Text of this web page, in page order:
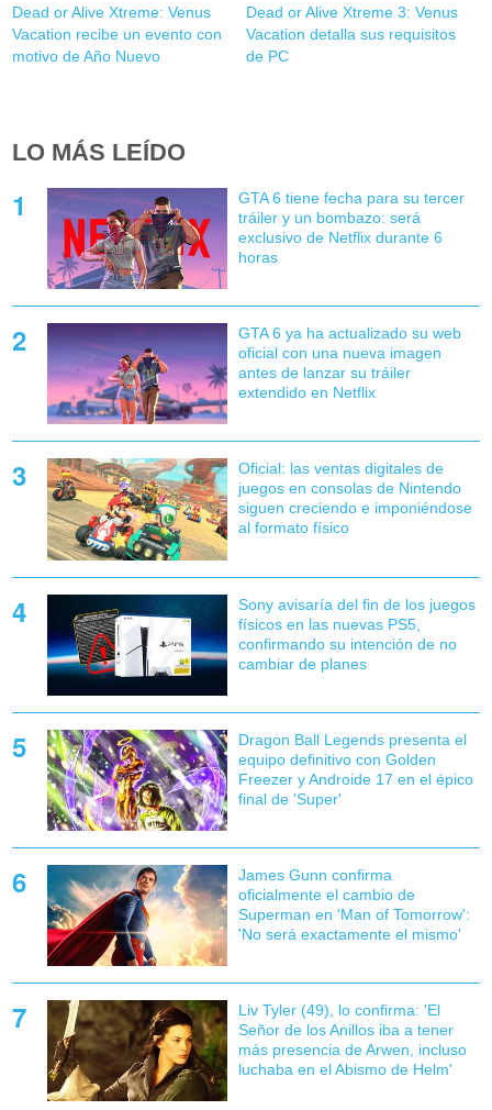
Dead or Alive Xtreme: Venus
Vacation recibe un evento con
motivo de Año Nuevo
Dead or Alive Xtreme 3: Venus
Vacation detalla sus requisitos
de PC
LO MÁS LEÍDO
GTA 6 tiene fecha para su tercer
tráiler y un bombazo: será
exclusivo de Netflix durante 6
horas
GTA 6 ya ha actualizado su web
oficial con una nueva imagen
antes de lanzar su tráiler
extendido en Netflix
Oficial: las ventas digitales de
juegos en consolas de Nintendo
siguen creciendo e imponiéndose
al formato físico
Sony avisaría del fin de los juegos
físicos en las nuevas PS5,
confirmando su intención de no
cambiar de planes
Dragon Ball Legends presenta el
equipo definitivo con Golden
Freezer y Androide 17 en el épico
final de 'Super'
James Gunn confirma
oficialmente el cambio de
Superman en 'Man of Tomorrow':
'No será exactamente el mismo'
Liv Tyler (49), lo confirma: 'El
Señor de los Anillos iba a tener
más presencia de Arwen, incluso
luchaba en el Abismo de Helm'